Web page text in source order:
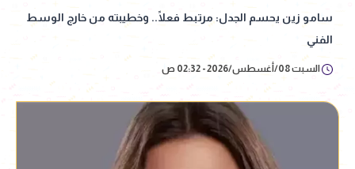
سامو زين يحسم الجدل: مرتبط فعلًا.. وخطيبته من خارج الوسط
الفني
السبت 08/أغسطس/2026 - 02:32 ص